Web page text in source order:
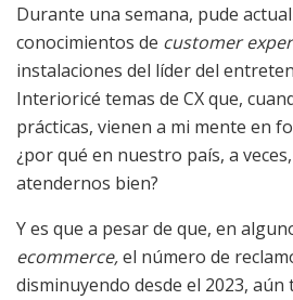
Durante una semana, pude
conocimientos de customer
instalaciones del líder del
Interioricé temas de CX que,
prácticas, vienen a mi mente en
¿por qué en nuestro país, a
atendernos bien?
Y es que a pesar de que, en
ecommerce,el número de
disminuyendo desde el 2023,